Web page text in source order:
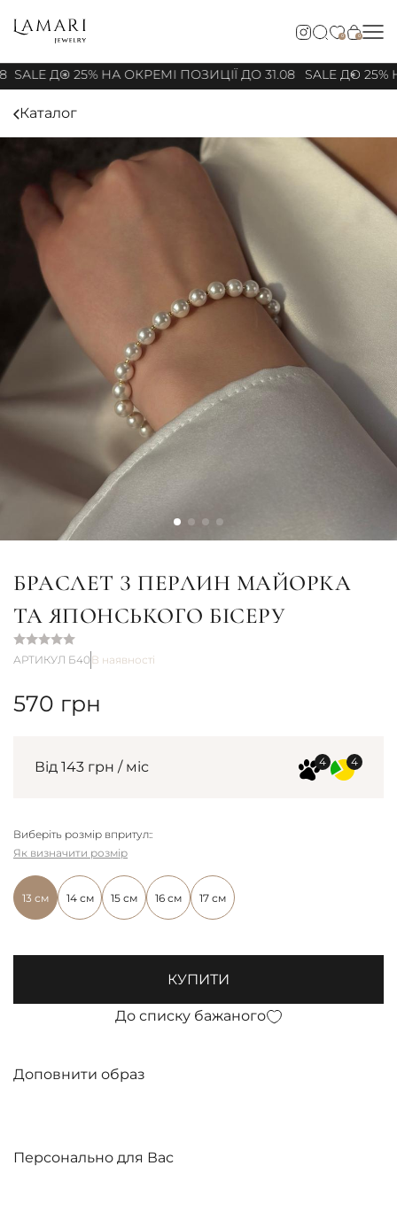
0 0
SALE ДО 25% НА ОКРЕМІ ПОЗИЦІЇ ДО 31.08 SALE ДО
Каталог
БРАСЛЕТ З ПЕРЛИН МАЙОРКА
ТА ЯПОНСЬКОГО БІСЕРУ
АРТИКУЛ Б40В наявності
570 грн
Від 143 грн / міс
Виберіть розмір впритул::
13 см 14 см 15 см 16 см 17 см
Як визначити розмір
КУПИТИ
До списку бажаного
Доповнити образ
Персонально для Вас